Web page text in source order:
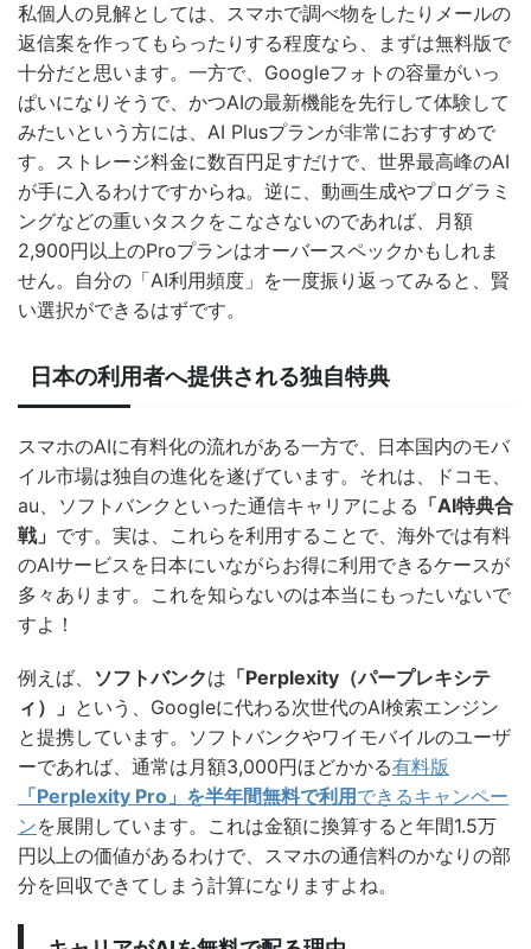
私個人の見解としては、スマホで調べ物をしたりメールの
返信案を作ってもらったりする程度なら、まずは無料版で
十分だと思います。一方で、Googleフォトの容量がいっ
ぱいになりそうで、かつAIの最新機能を先行して体験して
みたいという方には、AI Plusプランが非常におすすめで
す。ストレージ料金に数百円足すだけで、世界最高峰のAI
が手に入るわけですからね。逆に、動画生成やプログラミ
ングなどの重いタスクをこなさないのであれば、月額
2,900円以上のProプランはオーバースペックかもしれま
せん。自分の「AI利用頻度」を一度振り返ってみると、賢
い選択ができるはずです。
日本の利用者へ提供される独自特典
スマホのAIに有料化の流れがある一方で、日本国内のモバ
イル市場は独自の進化を遂げています。それは、ドコモ、
au、ソフトバンクといった通信キャリアによる 「AI特典合
戦」 です。実は、これらを利用することで、海外では有料
のAIサービスを日本にいながらお得に利用できるケースが
多々あります。これを知らないのは本当にもったいないで
すよ！
例えば、 ソフトバンクは 「Perplexity（パープレキシテ
ィ）」 という、Googleに代わる次世代のAI検索エンジン
と提携しています。ソフトバンクやワイモバイルのユーザ
ーであれば、通常は月額3,000円ほどかかる有料版
「Perplexity Pro」を半年間無料で利用 できるキャンペー
ンを展開しています。これは金額に換算すると年間1.5万
円以上の価値があるわけで、スマホの通信料のかなりの部
分を回収できてしまう計算になりますよね。